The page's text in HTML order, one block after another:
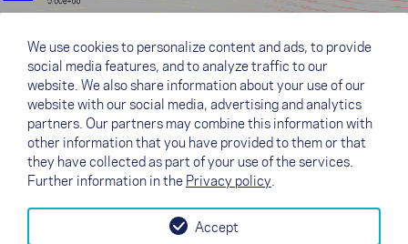
We use cookies to personalize content and ads, to provide
social media features, and to analyze traffic to our
website. We also share information about your use of our
website with our social media, advertising and analytics
partners. Our partners may combine this information with
other information that you have provided to them or that
they have collected as part of your use of the services.
Further information in the Privacy policy.
Accept